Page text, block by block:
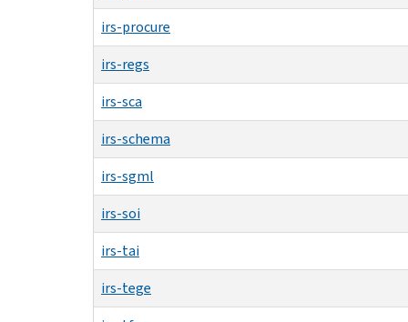
irs-procure
irs-regs
irs-sca
irs-schema
irs-sgml
irs-soi
irs-tai
irs-tege